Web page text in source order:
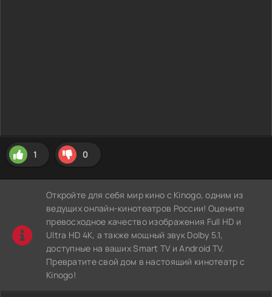
1 0
Откройте для себя мир кино с Kinogo, одним из
ведущих онлайн-кинотеатров России! Оцените
превосходное качество изображения Full HD и
Ultra HD 4K, а также мощный звук Dolby 5.1,
доступные на ваших Smart TV и Android TV.
Превратите свой дом в настоящий кинотеатр с
Kinogo!